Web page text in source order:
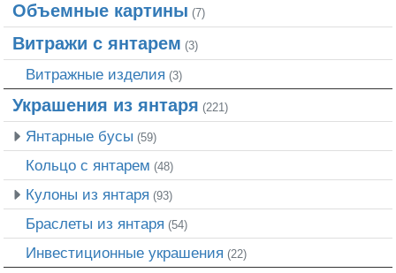
Объемные картины (7)
Витражи с янтарем (3)
Витражные изделия (3)
Украшения из янтаря (221)
Янтарные бусы (59)
Кольцо с янтарем (48)
Кулоны из янтаря (93)
Браслеты из янтаря (54)
Инвестиционные украшения (22)